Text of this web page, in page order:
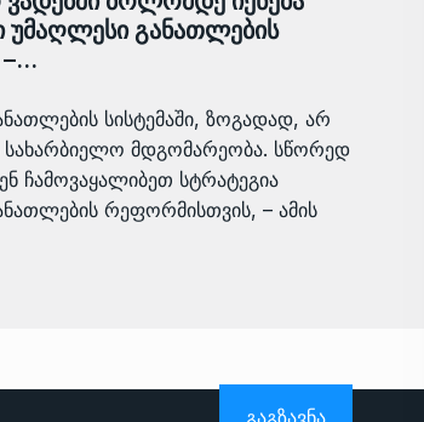
უმაღლესი განათლების
სისტემაში, ზოგადად, არ
სახარბიელო მდგომარეობა. სწორედ
ჩამოვაყალიბეთ სტრატეგია
რეფორმისთვის, – ამის